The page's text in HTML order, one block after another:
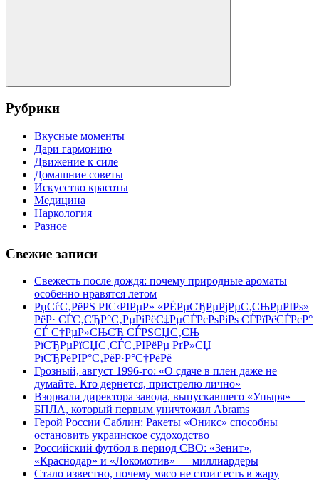
Поиск
Рубрики
Вкусные моменты
Дари гармонию
Движение к силе
Домашние советы
Искусство красоты
Медицина
Наркология
Разное
Свежие записи
Свежесть после дождя: почему природные ароматы
особенно нравятся летом
РџСѓС‚РёРЅ РІС‹РІРµР» «РЁРµСЂРµРјРµС‚СЊРµРІРѕ»
РёР· СЃС‚СЂР°С‚РµРіРёС‡РµСЃРєРѕРіРѕ СЃРїРёСЃРєР°
СЃ С†РµР»СЊСЋ СЃРЅСЏС‚СЊ
РїСЂРµРїСЏС‚СЃС‚РІРёРµ РґР»СЏ
РїСЂРёРІР°С‚РёР·Р°С†РёРё
Грозный, август 1996-го: «О сдаче в плен даже не
думайте. Кто дернется, пристрелю лично»
Взорвали директора завода, выпускавшего «Упыря» —
БПЛА, который первым уничтожил Abrams
Герой России Саблин: Ракеты «Оникс» способны
остановить украинское судоходство
Российский футбол в период СВО: «Зенит»,
«Краснодар» и «Локомотив» — миллиардеры
Стало известно, почему мясо не стоит есть в жару